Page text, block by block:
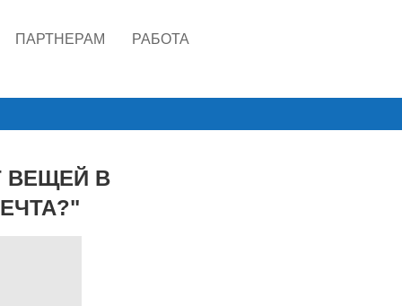
ПАРТНЕРАМ
РАБОТА
ВЕЩЕЙ В